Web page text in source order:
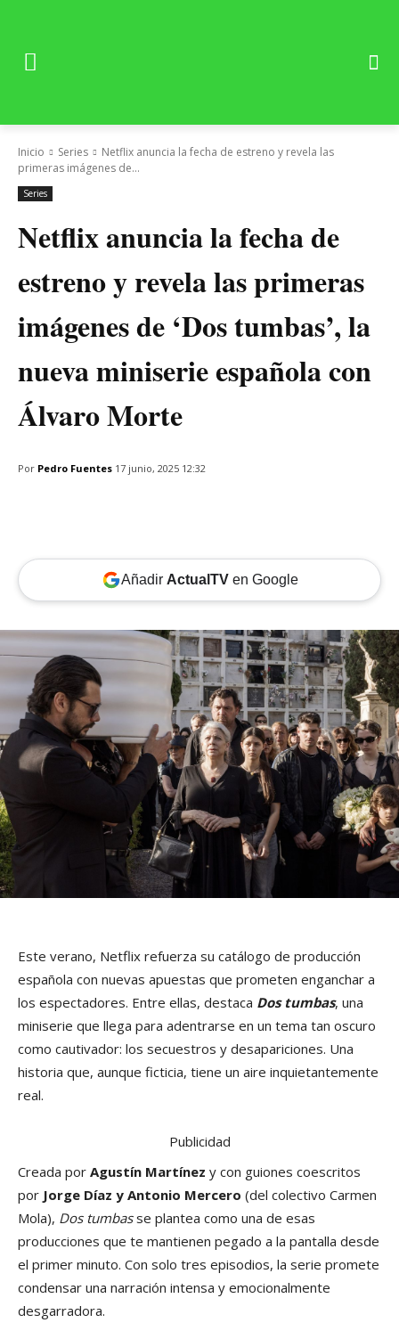
Inicio Series
Netflix anuncia la fecha de estreno y revela las
primeras imágenes de...
Series
Netflix anuncia la fecha de
estreno y revela las primeras
imágenes de ‘Dos tumbas’, la
nueva miniserie española con
Álvaro Morte
Por Pedro Fuentes 17 junio, 2025 12:32
Añadir ActualTVen Google
Este verano, Netflix refuerza su catálogo de producción
española con nuevas apuestas que prometen enganchar a
los espectadores. Entre ellas, destaca Dos tumbas, una
miniserie que llega para adentrarse en un tema tan oscuro
como cautivador: los secuestros y desapariciones. Una
historia que, aunque ficticia, tiene un aire inquietantemente
real.
Publicidad
Creada por Agustín Martínez y con guiones coescritos
por Jorge Díaz y Antonio Mercero (del colectivo Carmen
Mola), Dos tumbasse plantea como una de esas
producciones que te mantienen pegado a la pantalla desde
el primer minuto. Con solo tres episodios, la serie promete
condensar una narración intensa y emocionalmente
desgarradora.